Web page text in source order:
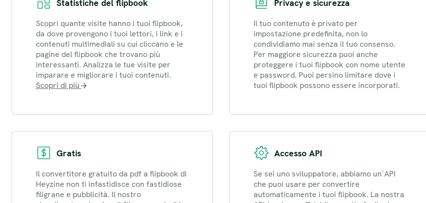
Statistiche del flipbook
Scopri quante visite hanno i tuoi flipbook,
da dove provengono i tuoi lettori, i link e i
contenuti multimediali su cui cliccano e le
pagine del flipbook che trovano più
interessanti. Analizza le tue visite per
imparare e migliorare i tuoi contenuti.
Scopri di più
Privacy e sicurezza
Il tuo contenuto è privato per
impostazione predefinita, non lo
condividiamo mai senza il tuo consenso.
Per maggiore sicurezza puoi anche
proteggere i tuoi flipbook con nome utente
e password. Puoi persino limitare dove i
tuoi flipbook possono essere incorporati.
Gratis
Il convertitore gratuito da pdf a flipbook di
Heyzine non ti infastidisce con fastidiose
filigrane e pubblicità. Il nostro
Accesso API
Se sei uno sviluppatore, abbiamo un´API
che puoi usare per convertire
automaticamente i tuoi flipbook. La nostra